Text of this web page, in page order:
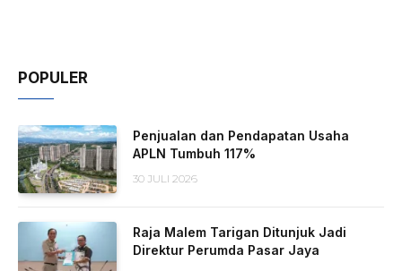
POPULER
Penjualan dan Pendapatan Usaha
APLN Tumbuh 117%
30 JULI 2026
Raja Malem Tarigan Ditunjuk Jadi
Direktur Perumda Pasar Jaya